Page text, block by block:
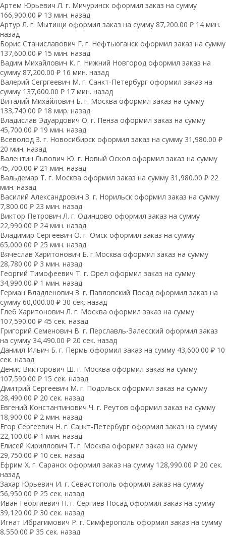
Артем Юрьевич Л. г. Мичуринск оформил заказ на сумму
166,900.00 ₽ 13 мин. назад
Артур Л. г. Мытищи оформил заказ на сумму 87,200.00 ₽ 14 мин.
назад
Борис Станиславович Г. г. Нефтьюганск оформил заказ на сумму
137,600.00 ₽ 15 мин. назад
Вадим Михайлович К. г. Нижний Новгород оформил заказ на
сумму 87,200.00 ₽ 16 мин. назад
Валерий Сегргеевич М. г. Санкт-Петербург оформил заказ на
сумму 137,600.00 ₽ 17 мин. назад
Виталий Михайлович Б. г. Москва оформил заказ на сумму
133,740.00 ₽ 18 мир. назад
Владислав Эдуардович О. г. Пенза оформил заказ на сумму
45,700.00 ₽ 19 мин. назад
Всеволод З. г. Новосибирск оформил заказ на сумму 31,980.00 ₽
20 мин. назад
Валентин Львович Ю. г. Новый Оскол оформил заказ на сумму
45,700.00 ₽ 21 мин. назад
Вальдемар Т. г. Москва оформил заказ на сумму 31,980.00 ₽ 22
мин. назад
Василий Александрович З. г. Норильск оформил заказ на сумму
7,800.00 ₽ 23 мин. назад
Виктор Петрович Л. г. Одинцово оформил заказ на сумму
22,990.00 ₽ 24 мин. назад
Владимир Сергеевич О. г. Омск оформил заказ на сумму
65,000.00 ₽ 25 мин. назад
Вячеслав Харитонович Б. г.Москва оформил заказ на сумму
28,780.00 ₽ 3 мин. назад
Георгий Тимофеевич Т. г. Орел оформил заказ на сумму
34,990.00 ₽ 1 мин. назад
Герман Владленович З. г. Павловский Посад оформил заказ на
сумму 60,000.00 ₽ 30 сек. назад
Глеб Харитонович Л. г. Москва оформил заказ на сумму
107,590.00 ₽ 45 сек. назад
Григорий Семенович В. г. Перславль-Залесский оформил заказ
на сумму 34,490.00 ₽ 20 сек. назад
Даниил Ильич Б. г. Пермь оформил заказ на сумму 43,600.00 ₽ 10
сек. назад
Денис Викторович Ш. г. Москва оформил заказ на сумму
107,590.00 ₽ 15 сек. назад
Дмитрий Сергеевич М. г. Подольск оформил заказ на сумму
28,490.00 ₽ 20 сек. назад
Евгений Константинович Ч. г. Реутов оформил заказ на сумму
18,900.00 ₽ 2 мин. назад
Егор Сергеевич Н. г. Санкт-Петербург оформил заказ на сумму
22,100.00 ₽ 1 мин. назад
Елисей Кириллович Т. г. Москва оформил заказ на сумму
29,750.00 ₽ 10 сек. назад
Ефрим Х. г. Саранск оформил заказ на сумму 128,990.00 ₽ 20 сек.
назад
Захар Юрьевич И. г. Севастополь оформил заказ на сумму
56,950.00 ₽ 25 сек. назад
Иван Георгиевич Н. г. Сергиев Посад оформил заказ на сумму
39,120.00 ₽ 30 сек. назад
Игнат Ибрагимович Р. г. Симферополь оформил заказ на сумму
8,550.00 ₽ 35 сек. назад